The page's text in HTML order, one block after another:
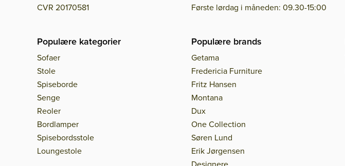
CVR 20170581
Populære kategorier
Sofaer
Stole
Spiseborde
Senge
Reoler
Bordlamper
Spisebordsstole
Loungestole
Første lørdag i måneden: 09.30-15:00
Populære brands
Getama
Fredericia Furniture
Fritz Hansen
Montana
Dux
One Collection
Søren Lund
Erik Jørgensen